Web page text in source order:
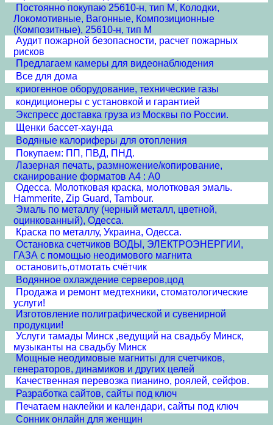
Постоянно покупаю 25610-н, тип М, Колодки,
Локомотивные, Вагонные, Композиционные
(Композитные), 25610-н, тип М
Аудит пожарной безопасности, расчет пожарных
рисков
Предлагаем камеры для видеонаблюдения
Все для дома
криогенное оборудование, технические газы
кондиционеры с установкой и гарантией
Экспресс доставка груза из Москвы по России.
Щенки бассет-хаунда
Водяные калориферы для отопления
Покупаем: ПП, ПВД, ПНД.
Лазерная печать, размножение/копирование,
сканирование форматов А4 : А0
Одесса. Молотковая краска, молотковая эмаль.
Hammerite, Zip Guard, Tambour.
Эмаль по металлу (черный металл, цветной,
оцинкованный), Одесса.
Краска по металлу, Украина, Одесса.
Остановка счетчиков ВОДЫ, ЭЛЕКТРОЭНЕРГИИ,
ГАЗА с помощью неодимового магнита
остановить,отмотать счётчик
Водянное охлаждение серверов,цод
Продажа и ремонт медтехники, стоматологические
услуги!
Изготовление полиграфической и сувенирной
продукции!
Услуги тамады Минск ,ведущий на свадьбу Минск,
музыканты на свадьбу Минск
Мощные неодимовые магниты для счетчиков,
генераторов, динамиков и других целей
Качественная перевозка пианино, роялей, сейфов.
Разработка сайтов, сайты под ключ
Печатаем наклейки и календари, сайты под ключ
Сонник онлайн для женщин